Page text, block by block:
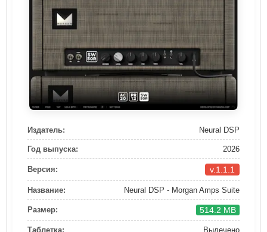
Издатель: Neural DSP
Год выпуска: 2026
Версия: v.1.1.1
Название: Neural DSP - Morgan Amps Suite
Размер: 514.2 MB
Таблетка: Вылечено